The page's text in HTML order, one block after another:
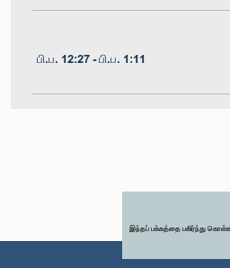
பி.ப. 12:27 - பி.ப. 1:11
பி.ப. 1:22 - பி.ப. 1:29இந்தப் பக்கத்தை பகிர்ந்து கொள்க